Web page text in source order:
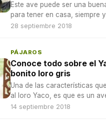
Este ave puede ser una
para tener en casa, siempre
cuidado sea el adecuado
28 septiembre 2018
PÁJAROS
Conoce todo sobre el
bonito loro gris
Una de las características
al loro Yaco, es que es un
inteligencia grandiosa y
14 septiembre 2018